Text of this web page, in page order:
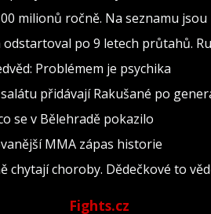
milionů ročně. Na seznamu
po 9 letech průtahů.
Problémem je psychika
přidávají Rakušané po
se v Bělehradě pokazilo
MMA zápas historie
chytají choroby. Dědečkové to
Fights.cz